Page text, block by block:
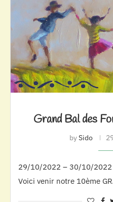
Grand Bal des
bySido
29/10/2022 – 30/10/2022
Voici venir notre 10ème